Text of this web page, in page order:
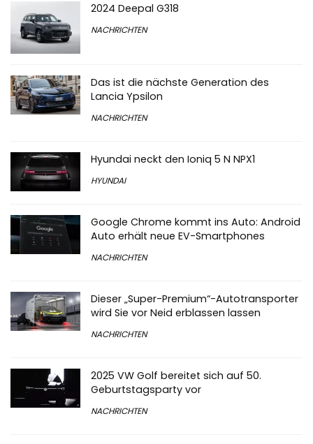
2024 Deepal G318
NACHRICHTEN
Das ist die nächste Generation des
Lancia Ypsilon
NACHRICHTEN
Hyundai neckt den Ioniq 5 N NPX1
HYUNDAI
Google Chrome kommt ins Auto: Android
Auto erhält neue EV-Smartphones
NACHRICHTEN
Dieser „Super-Premium“-Autotransporter
wird Sie vor Neid erblassen lassen
NACHRICHTEN
2025 VW Golf bereitet sich auf 50.
Geburtstagsparty vor
NACHRICHTEN